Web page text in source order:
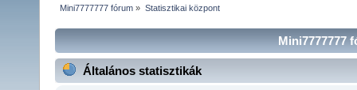
Mini7777777 fórum » Statisztikai központ
Mini7777777
Általános statisztikák